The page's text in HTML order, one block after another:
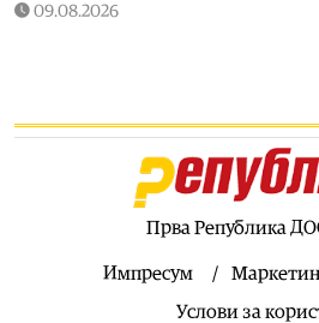
09.08.2026
Свет|Данска воведува усна
задачи поради злоупотреба на
интелигенција
рибар од Скопје во водите на
Прва Република
Импресум
Услови за